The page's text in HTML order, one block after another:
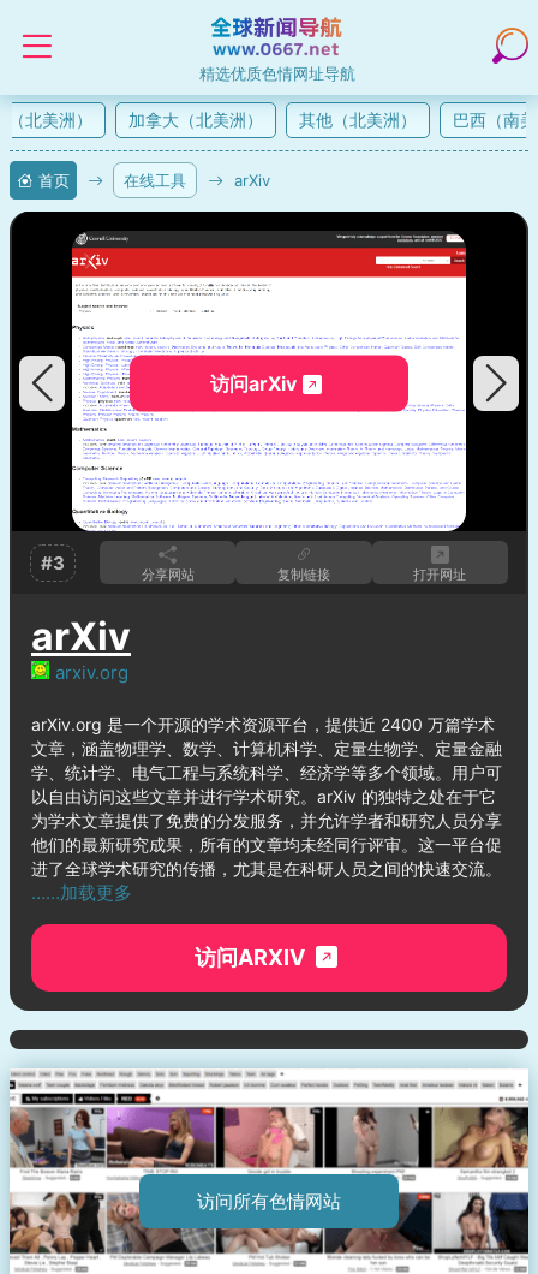
精选优质色情网址导航
北美洲） 加拿大（北美洲） 其他（北美洲） 巴西（南美
首页 在线工具 arXiv
访问arXiv
#3 分享网站 复制链接 打开网址
arXiv
arxiv.org
arXiv.org 是一个开源的学术资源平台，提供近 2400 万篇学术
文章，涵盖物理学、数学、计算机科学、定量生物学、定量金融
学、统计学、电气工程与系统科学、经济学等多个领域。用户可
以自由访问这些文章并进行学术研究。arXiv 的独特之处在于它
为学术文章提供了免费的分发服务，并允许学者和研究人员分享
他们的最新研究成果，所有的文章均未经同行评审。这一平台促
进了全球学术研究的传播，尤其是在科研人员之间的快速交流。
……加载更多
访问ARXIV
访问所有色情网站